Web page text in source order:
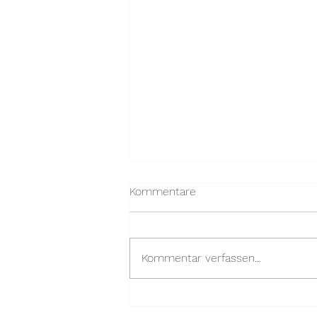
Kommentare
Kommentar verfassen...